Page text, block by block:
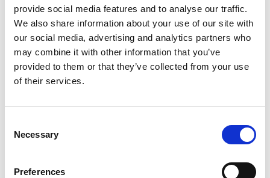
provide social media features and to analyse our traffic.
We also share information about your use of our site with
our social media, advertising and analytics partners who
may combine it with other information that you’ve
provided to them or that they’ve collected from your use
of their services.
Selection
Necessary
Preferences
Como Usar Códigos QR para Fins
Comerciais
Para as empresas, o uso decódigos QR
interação com os clientes e simplificar o
ideias sobre como
e usar códigos QR em